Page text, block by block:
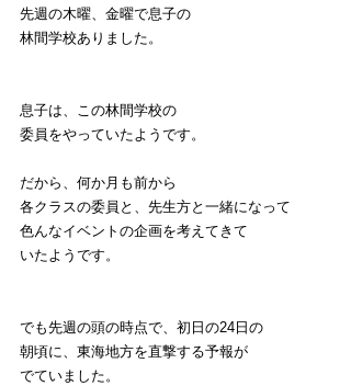
先週の木曜、金曜で息子の
林間学校ありました。
息子は、この林間学校の
委員をやっていたようです。
だから、何か月も前から
各クラスの委員と、先生方と一緒になって
色んなイベントの企画を考えてきて
いたようです。
でも先週の頭の時点で、初日の24日の
朝頃に、東海地方を直撃する予報が
でていました。